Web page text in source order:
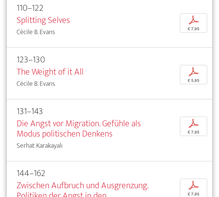
110–122
Splitting Selves
Cécile B. Evans
p
€ 7,95
123–130
The Weight of it All
Cécile B. Evans
p
€ 5,95
131–143
Die Angst vor Migration. Gefühle als
Modus politischen Denkens
Serhat Karakayalı
p
€ 7,95
144–162
Zwischen Aufbruch und Ausgrenzung.
p
€ 7,95